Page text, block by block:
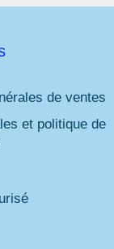
de ventes
et politique de